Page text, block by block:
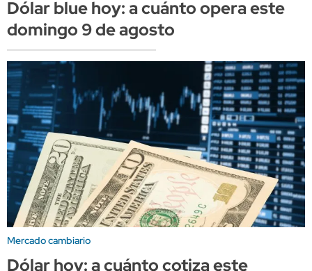
Dólar blue hoy: a cuánto opera este
domingo 9 de agosto
Mercado cambiario
Dólar hoy: a cuánto cotiza este